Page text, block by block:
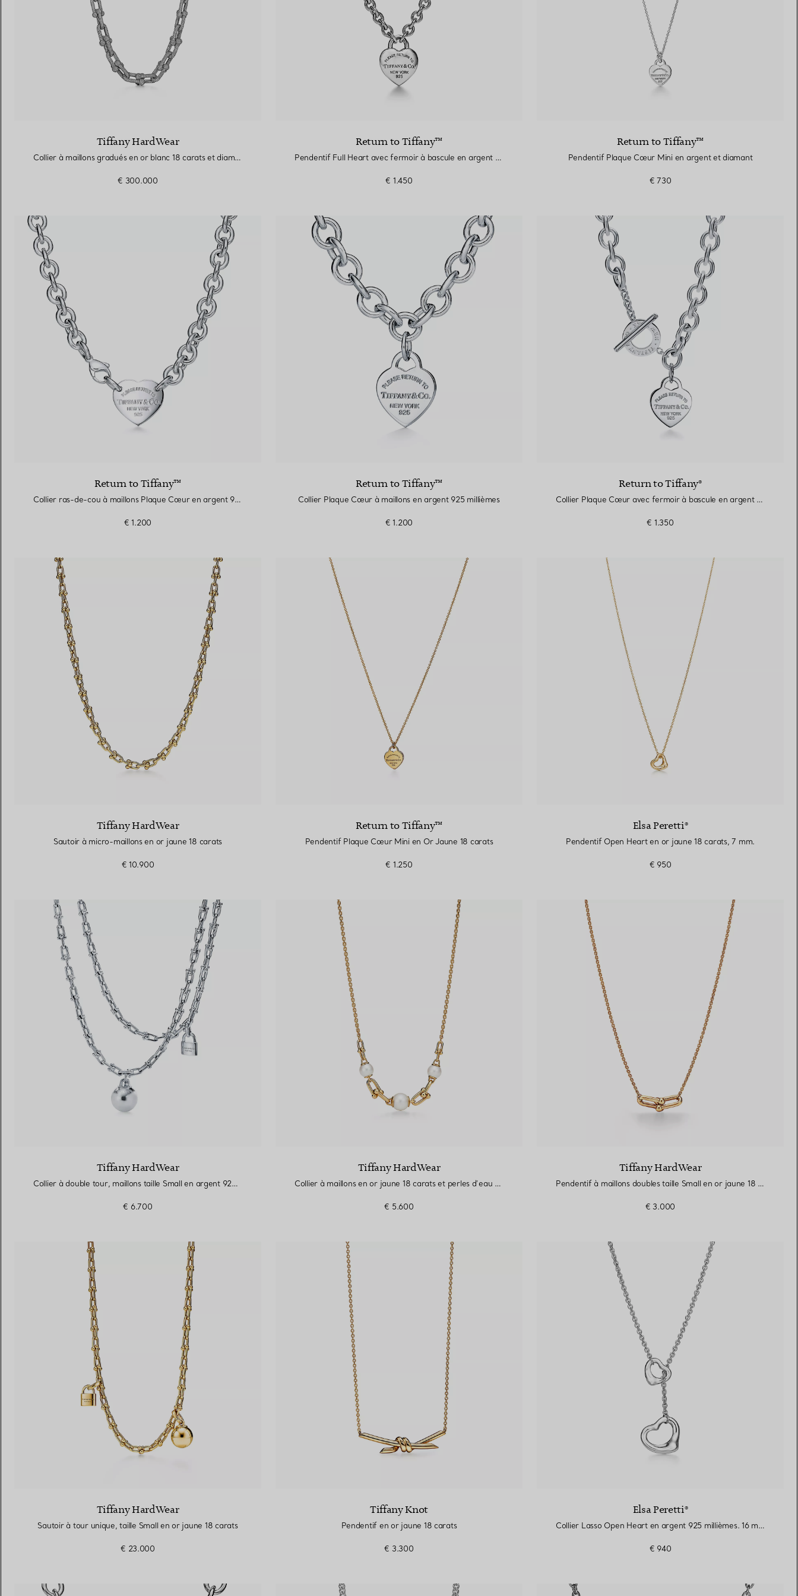
Tiffany HardWear
Collier à maillons gradués en or blanc 18 carats et diamants
€ 300.000
Return to Tiffany™
Pendentif Full Heart avec fermoir à bascule en argent 925 millièmes
€ 1.450
Return to Tiffany™
Pendentif Plaque Cœur Mini en argent et diamant
€ 730
Return to Tiffany™
Collier ras-de-cou à maillons Plaque Cœur en argent 925 millièmes
€ 1.200
Return to Tiffany™
Collier Plaque Cœur à maillons en argent 925 millièmes
€ 1.200
Return to Tiffany®
Collier Plaque Cœur avec fermoir à bascule en argent 925 millièmes
€ 1.350
Tiffany HardWear
Sautoir à micro-maillons en or jaune 18 carats
€ 10.900
Return to Tiffany™
Pendentif Plaque Cœur Mini en Or Jaune 18 carats
€ 1.250
Elsa Peretti®
Pendentif Open Heart en or jaune 18 carats, 7 mm.
€ 950
Tiffany HardWear
Collier à double tour, maillons taille Small en argent 925 millièmes
€ 6.700
Tiffany HardWear
Collier à maillons en or jaune 18 carats et perles d’eau douce
€ 5.600
Tiffany HardWear
Pendentif à maillons doubles taille Small en or jaune 18 carats
€ 3.000
Tiffany HardWear
Sautoir à tour unique, taille Small en or jaune 18 carats
€ 23.000
Tiffany Knot
Pendentif en or jaune 18 carats
€ 3.300
Elsa Peretti®
Collier Lasso Open Heart en argent 925 millièmes. 16 mm.
€ 940